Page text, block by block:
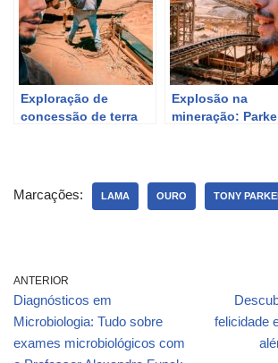
Exploração de
concessão de terra
Brasil
Explosão na
mineração:
Marcações: LAMA OURO TONY
ANTERIOR
Diagnósticos em
Microbiologia: Tudo sobre
exames microbiológicos com
felicidade